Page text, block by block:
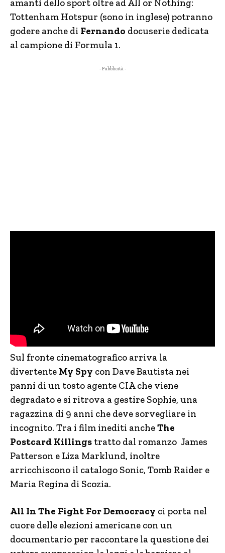
amanti dello sport oltre ad All or Nothing:
Tottenham Hotspur (sono in inglese) potranno
godere anche di Fernando docuserie dedicata
al campione di Formula 1.
- Pubblicità -
Sul fronte cinematografico arriva la
divertente My Spy con Dave Bautista nei
panni di un tosto agente CIA che viene
degradato e si ritrova a gestire Sophie, una
ragazzina di 9 anni che deve sorvegliare in
incognito. Tra i film inediti ancheThe
Postcard Killings tratto dal romanzo James
Patterson e Liza Marklund, inoltre
arricchiscono il catalogo Sonic, Tomb Raider e
Maria Regina di Scozia.
All In The Fight For Democracy ci porta nel
cuore delle elezioni americane con un
documentario per raccontare la questione dei